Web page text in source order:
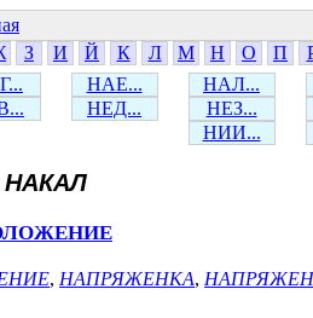
З И Й К Л М Н О П
НАЕ...
НАЛ...
НЕД...
НЕЗ...
НИИ...
НАКАЛ
, НАПРЯЖЕНКА,